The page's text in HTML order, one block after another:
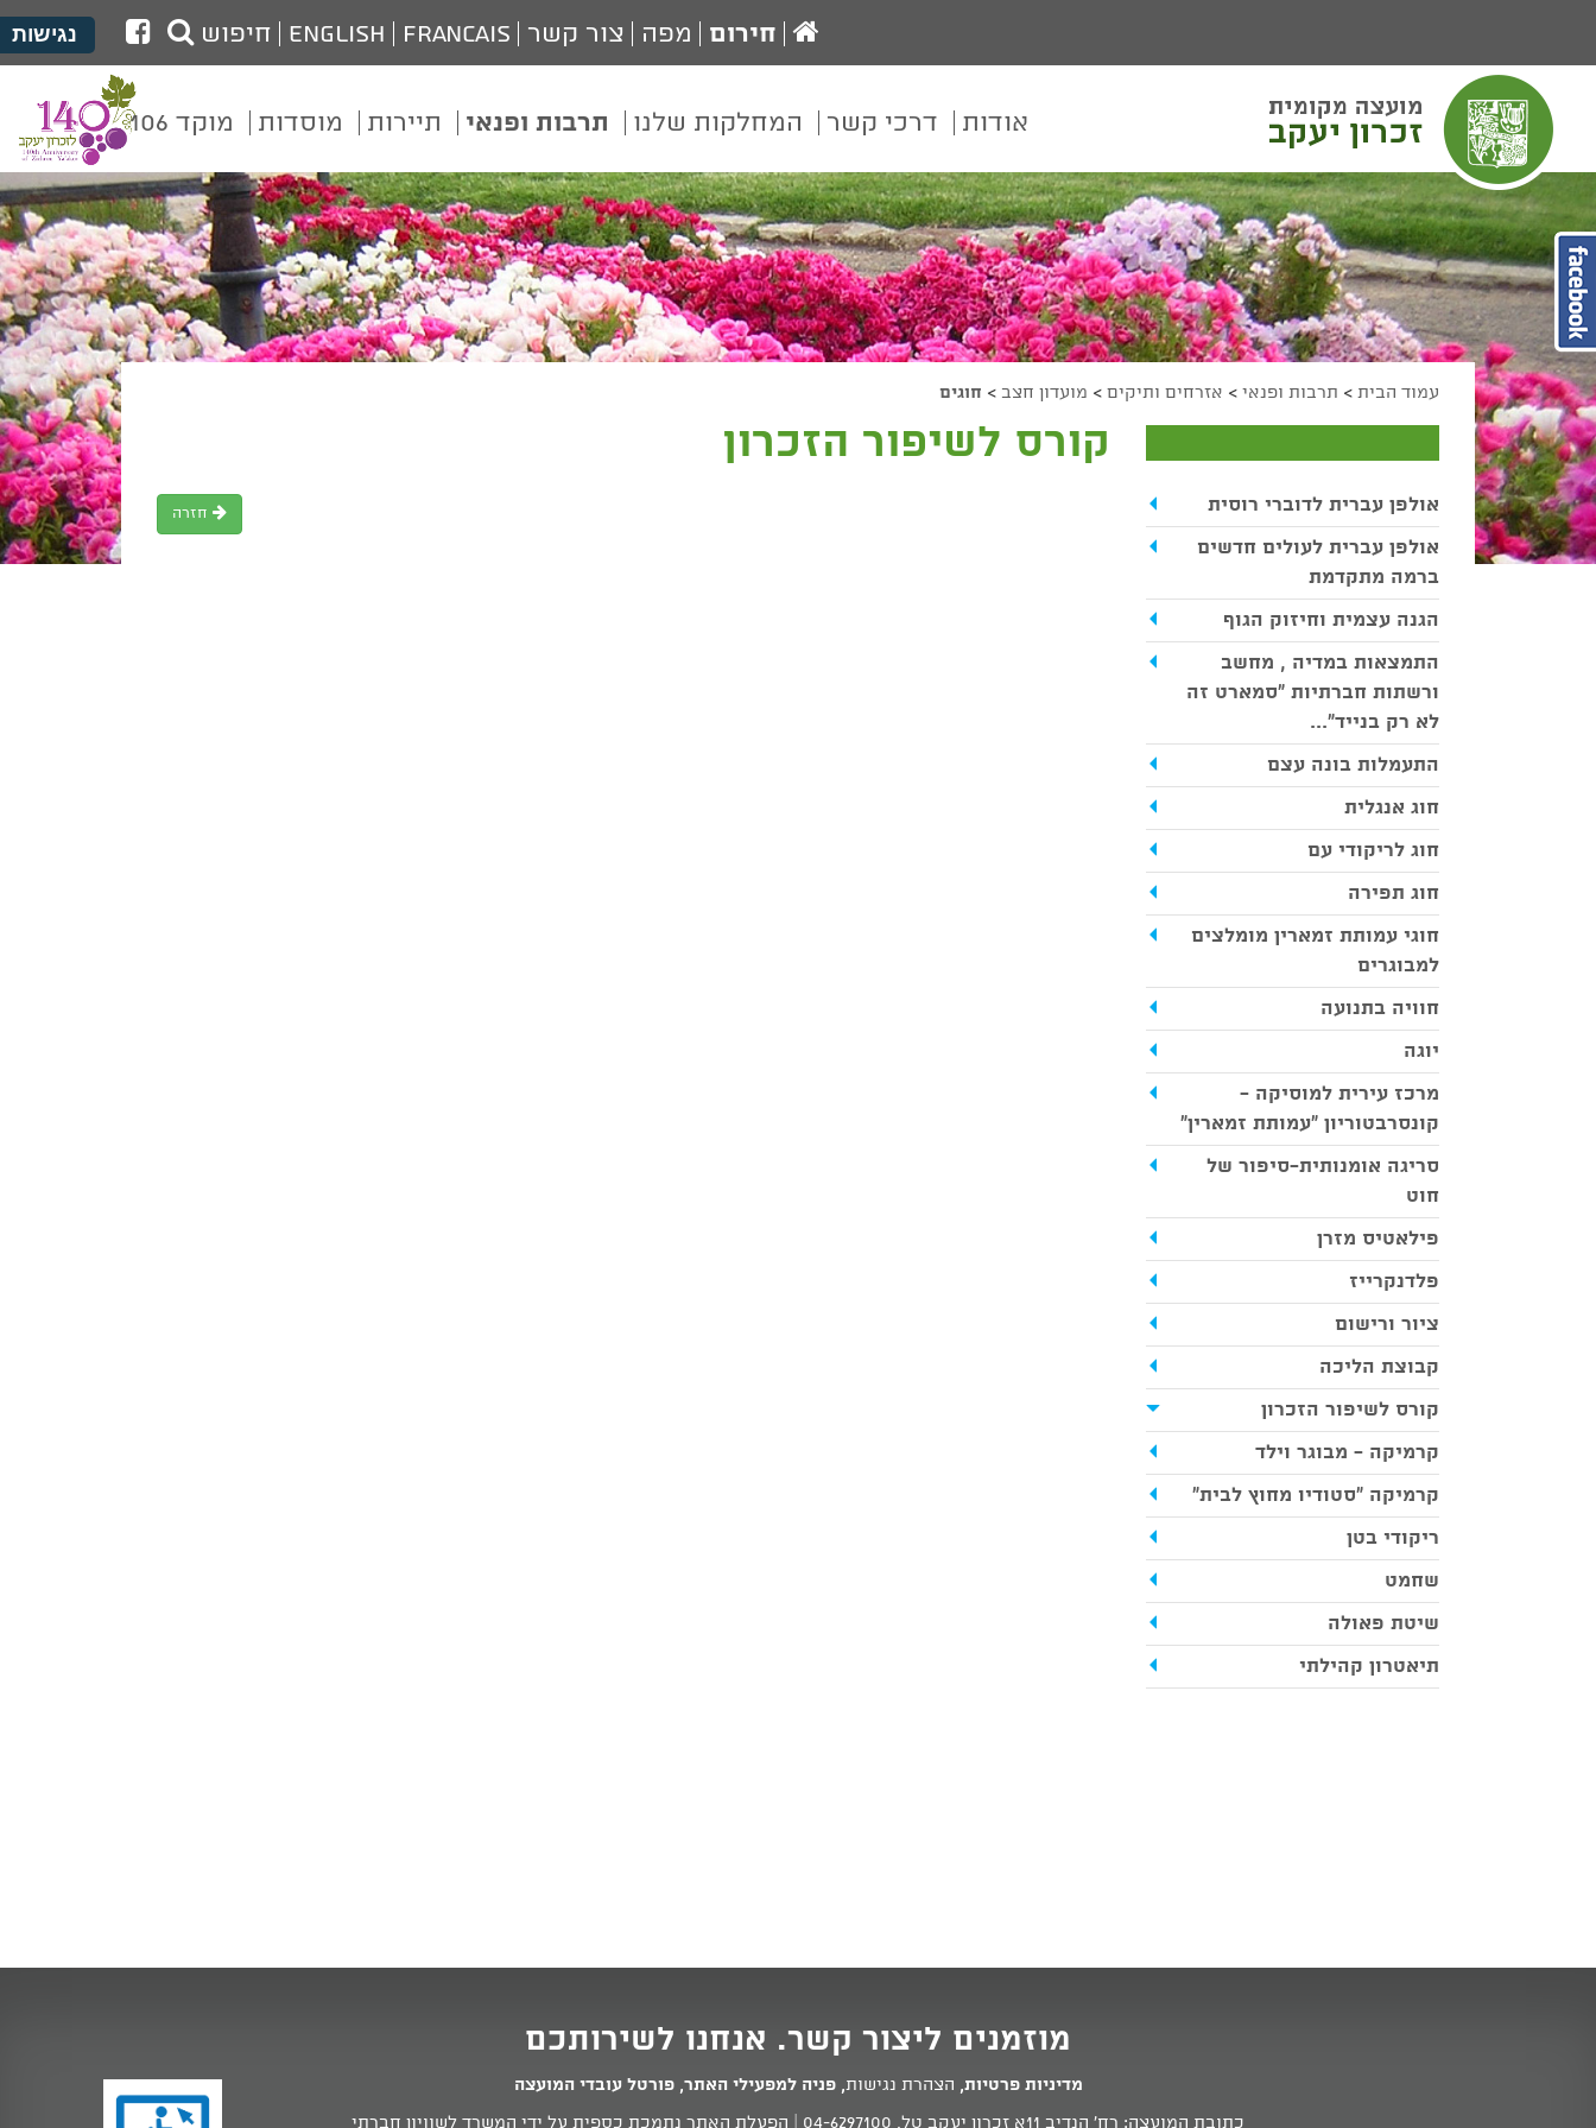
הגדל גודל פונט
הקטן גודל פונט
מצב ניגודיות גבוהה
מצב ניגודיות נמוכה
הצג קישורים
הצהרת נגישות
נגישות
עמוד
הבית
חירום מפה צור קשר Francais
English חיפוש
לעמוד
הפייסבוק
של
מועצת
זכרון
יעקב
אודות דרכי קשר המחלקות שלנו תרבות ופנאי תיירות מוסדות מוקד 106
עמוד הבית > תרבות ופנאי > אזרחים ותיקים > מועדון חצב > חוגים
קורס לשיפור הזכרון
חזרה
אולפן עברית לדוברי רוסית
אולפן עברית לעולים חדשים
ברמה מתקדמת
הגנה עצמית וחיזוק הגוף
התמצאות במדיה , מחשב
ורשתות חברתיות "סמארט זה
לא רק בנייד"...
התעמלות בונה עצם
חוג אנגלית
חוג לריקודי עם
חוג תפירה
חוגי עמותת זמארין מומלצים
למבוגרים
חוויה בתנועה
יוגה
מרכז עירית למוסיקה -
קונסרבטוריון ״עמותת זמארין״
סריגה אומנותית-סיפור של
חוט
פילאטיס מזרן
פלדנקרייז
ציור ורישום
קבוצת הליכה
קורס לשיפור הזכרון
קרמיקה - מבוגר וילד
קרמיקה "סטודיו מחוץ לבית"
ריקודי בטן
שחמט
שיטת פאולה
תיאטרון קהילתי
מוזמנים ליצור קשר. אנחנו לשירותכם
מדיניות פרטיות, הצהרת נגישות,פניה למפעילי האתר,פורטל עובדי המועצה
כתובת המועצה: רח' הנדיב 11א זכרון יעקב טל.
04-6297100 | הפעלת האתר נתמכת כספית על ידי המשרד לשוויון חברתי